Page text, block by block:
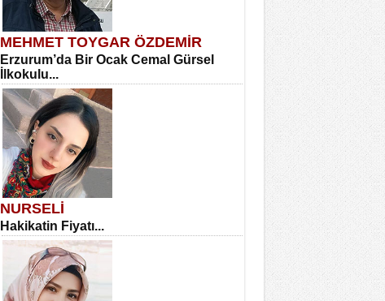
MEHMET TOYGAR ÖZDEMİR
Erzurum’da Bir Ocak Cemal Gürsel
İlkokulu...
NURSELİ
Hakikatin Fiyatı...